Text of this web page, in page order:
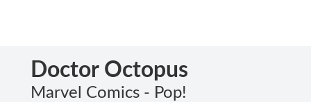
Doctor Octopus
Marvel Comics - Pop!